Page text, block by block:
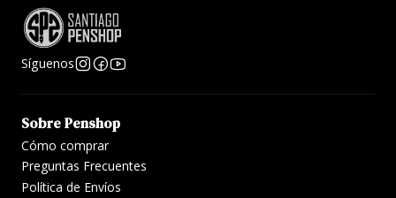
color blanco, lo que le da un toque moderno y pop, al
borde de lo ecléctico.
Al ser llenado por gotario usando el barril como
depósito, la autonomía es increíble.
Síguenos
Sobre Penshop
Cómo comprar
Preguntas Frecuentes
Política de Envíos